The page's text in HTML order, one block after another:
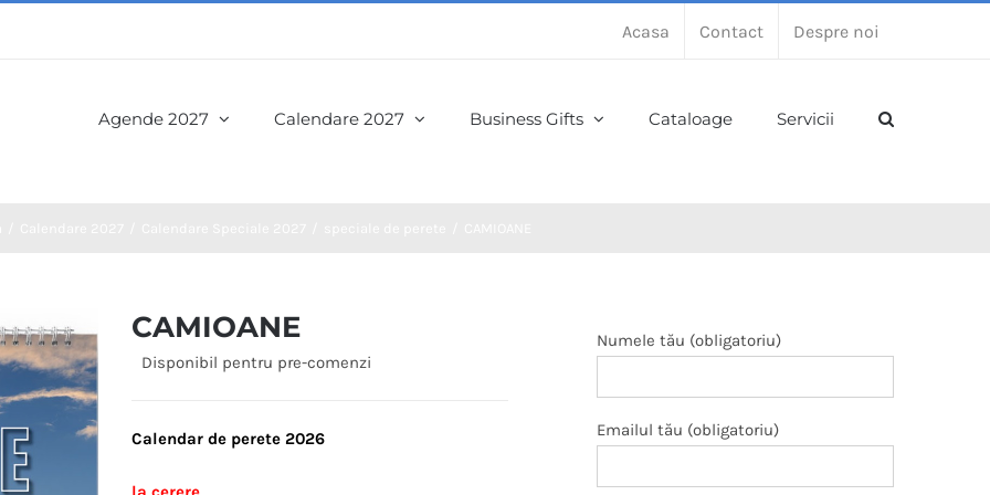
Acasa Contact Despre noi
Agende 2027 Calendare 2027 Business Gifts Cataloage Servicii
CAMIOANE
Disponibil pentru pre-comenzi
Calendar de perete 2026
Numele tău (obligatoriu)
Emailul tău (obligatoriu)